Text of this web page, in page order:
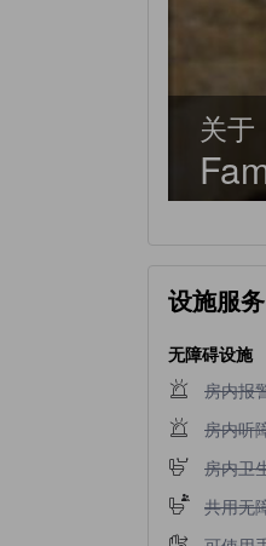
关于
设施服务
无障碍设施
不提供房
房内报
不提供
房内听
不提供
房内卫
不提供
共用无
不提供